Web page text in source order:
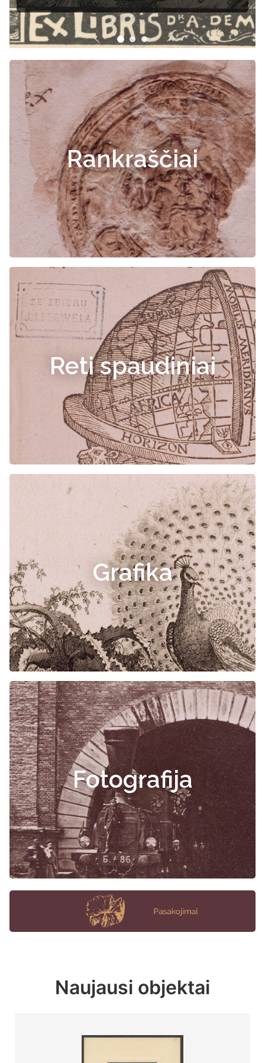
Rankraščiai
Reti spaudiniai
Grafika
Fotografija
Naujausi objektai